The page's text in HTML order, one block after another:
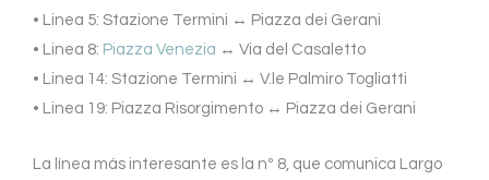
• Linea 5: Stazione Termini ↔ Piazza dei Gerani
• Linea 8: Piazza Venezia ↔ Via del Casaletto
• Linea 14: Stazione Termini ↔ V.le Palmiro Togliatti
• Linea 19: Piazza Risorgimento ↔ Piazza dei Gerani
La línea más interesante es la nº 8, que comunica Largo